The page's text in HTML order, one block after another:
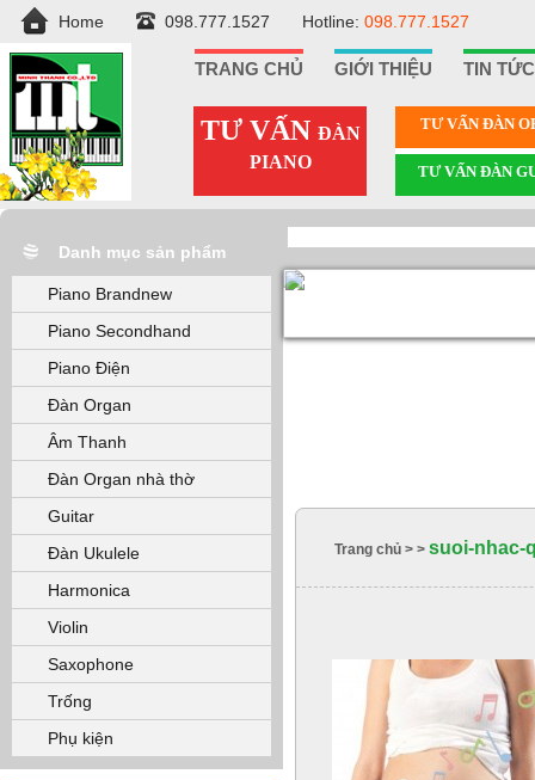
Home 098.777.1527 Hotline: 098.777.1527
TRANG CHỦ GIỚI THIỆU TIN TỨC
TƯ VẤN ĐÀN
PIANO
TƯ VẤN ÐÀN
TƯ VẤN ÐÀN
Danh mục sản phẩm
Piano Brandnew
Piano Secondhand
Piano Điện
Đàn Organ
Âm Thanh
Đàn Organ nhà thờ
Guitar
Đàn Ukulele
Harmonica
Violin
Saxophone
Trống
Phụ kiện
Trang chủ > > suoi-nhac-